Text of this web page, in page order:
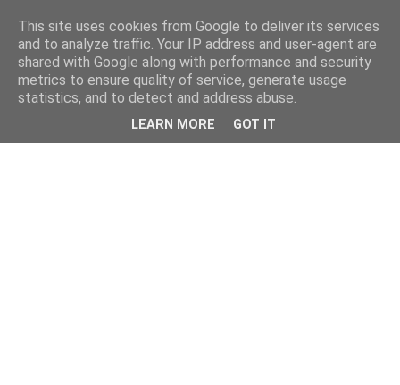
This site uses cookies from Google to deliver its services
and to analyze traffic. Your IP address and user-agent are
shared with Google along with performance and security
metrics to ensure quality of service, generate usage
statistics, and to detect and address abuse.
LEARN MORE GOT IT